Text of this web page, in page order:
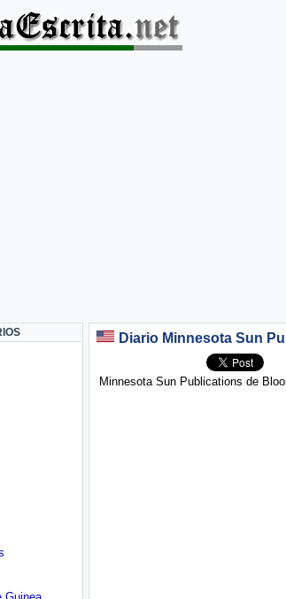
Diario Minnesota Sun
Minnesota Sun Publications de